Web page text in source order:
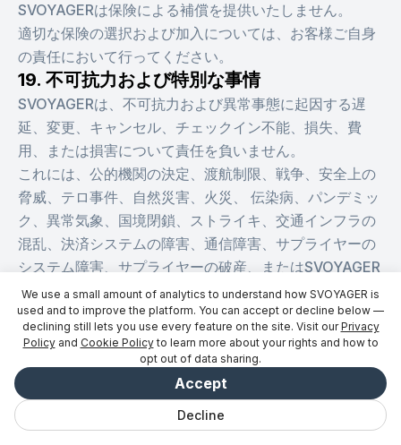
SVOYAGERは保険による補償を提供いたしません。
適切な保険の選択および加入については、お客様ご自身
の責任において行ってください。
19. 不可抗力および特別な事情
SVOYAGERは、不可抗力および異常事態に起因する遅
延、変更、キャンセル、チェックイン不能、損失、費
用、または損害について責任を負いません。
これには、公的機関の決定、渡航制限、戦争、安全上の
脅威、テロ事件、自然災害、火災、 伝染病、パンデミッ
ク、異常気象、国境閉鎖、ストライキ、交通インフラの
混乱、決済システムの障害、通信障害、サプライヤーの
システム障害、サプライヤーの破産、またはSVOYAGER
の合理的な支配の及ばないその他の事象が含まれます。
このような場合、払い戻し、変更、および代替案につい
ては、料金条件、宿泊施設提供者、予約パートナー、決
済プロバイダーの判断、および適用される法律によって
20. 滞在中の苦情やトラブル
ご滞在中に問題が発生した場合は、直ちに現地の宿泊施
チャット 保存済み 旅行 探検 Vibe ログイン
We use a small amount of analytics to understand how SVOYAGER is
used and to improve the platform. You can accept or decline below —
declining still lets you use every feature on the site. Visit our Privacy
Policy and Cookie Policy to learn more about your rights and how to
opt out of data sharing.
Decline
Accept